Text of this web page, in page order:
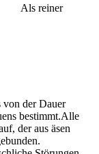
Als reiner
von der Dauer
bestimmt.Alle
der aus äsen